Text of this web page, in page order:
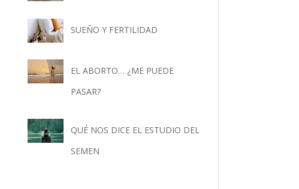
SUEÑO Y FERTILIDAD
EL ABORTO… ¿ME PUEDE
PASAR?
QUÉ NOS DICE EL ESTUDIO DEL
SEMEN